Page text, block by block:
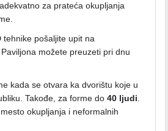
za prateća okupljanja
tehnike pošaljite upit na
možete preuzeti pri dnu
kada se otvara ka dvorištu koje u
Takođe, za forme do 40 ljudi.
okupljanja i neformalnih